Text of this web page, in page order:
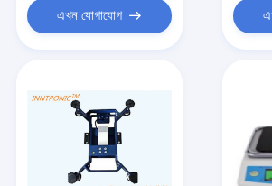
এখন যোগাযোগ